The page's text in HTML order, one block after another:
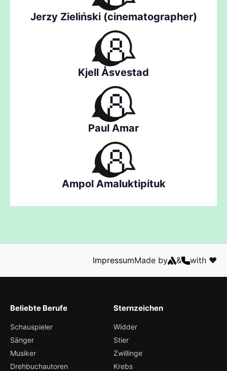
Jerzy Zieliński (cinematographer)
Kjell Åsvestad
Paul Amar
Ampol Amaluktipituk
ImpressumMade by & with ❤️
Beliebte Berufe
Schauspieler
Sänger
Musiker
Drehbuchautoren
Sternzeichen
Widder
Stier
Zwillinge
Krebs